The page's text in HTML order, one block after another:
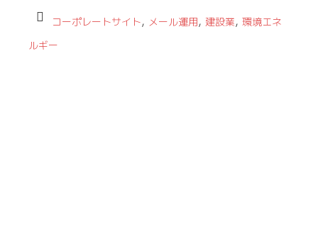
コーポレートサイト, メール運用, 建設業, 環境エネ
ルギー